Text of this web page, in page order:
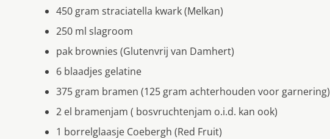
450 gram straciatella kwark (Melkan)
250 ml slagroom
pak brownies (Glutenvrij van Damhert)
6 blaadjes gelatine
375 gram bramen (125 gram achterhouden voor garnering)
2 el bramenjam ( bosvruchtenjam o.i.d. kan ook)
1 borrelglaasje Coebergh (Red Fruit)